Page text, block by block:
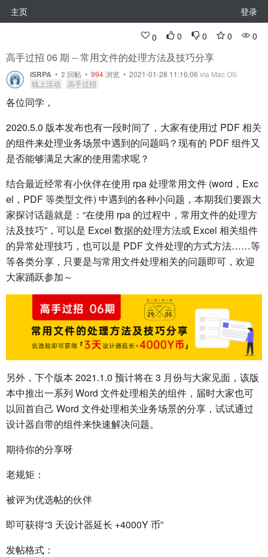
主页 登录
0 0 0 0 0
高手过招 06 期 -- 常用文件的处理方法及技巧分享
iSRPA • 2 回帖 • 994浏览 • 2021-01-28 11:16:06 via Mac OS
线上活动
高手过招
各位同学，
2020.5.0 版本发布也有一段时间了，大家有使用过 PDF 相关
的组件来处理业务场景中遇到的问题吗？现有的 PDF 组件又
是否能够满足大家的使用需求呢？
结合最近经常有小伙伴在使用 rpa 处理常用文件 (word，Exc
el，PDF 等类型文件) 中遇到的各种小问题，本期我们要跟大
家探讨话题就是：“在使用 rpa 的过程中，常用文件的处理方
法及技巧”，可以是 Excel 数据的处理方法或 Excel 相关组件
的异常处理技巧，也可以是 PDF 文件处理的方式方法……等
等各类分享，只要是与常用文件处理相关的问题即可，欢迎
大家踊跃参加～
另外，下个版本 2021.1.0 预计将在 3 月份与大家见面，该版
本中推出一系列 Word 文件处理相关的组件，届时大家也可
以回首自己 Word 文件处理相关业务场景的分享，试试通过
设计器自带的组件来快速解决问题。
期待你的分享呀
老规矩：
被评为优选帖的伙伴
即可获得“3 天设计器延长 +4000Y 币”
发帖格式：